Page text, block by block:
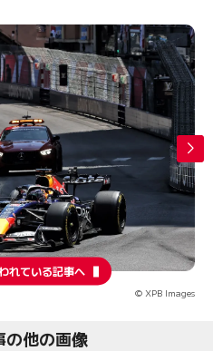
れている記事へ
© XPB Images
の他の画像